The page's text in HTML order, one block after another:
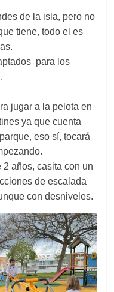
de la isla, pero no
tiene, todo el es
para los
jugar a la pelota en
ya que cuenta
eso sí, tocará
años, casita con un
de escalada
con desniveles.